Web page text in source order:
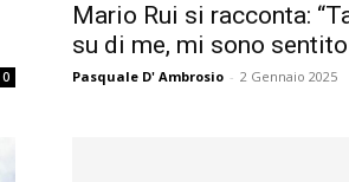
0
Mario Rui si racconta:
su di me, mi sono
Pasquale D' Ambrosio - 2 Gennaio 2025